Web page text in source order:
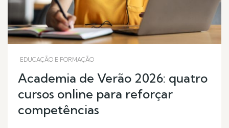
EDUCAÇÃO E FORMAÇÃO
Academia de Verão 2026: quatro
cursos online para reforçar
competências